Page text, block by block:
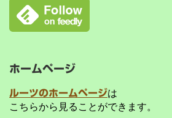
ホームページ
ルーツのホームページは
こちらから見ることができます。